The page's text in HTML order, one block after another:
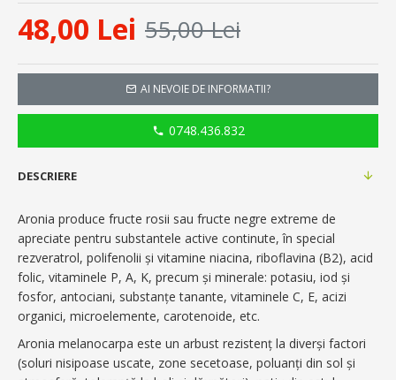
48,00 Lei 55,00 Lei
AI NEVOIE DE INFORMATII?
0748.436.832
DESCRIERE
Aronia produce fructe rosii sau fructe negre extreme de
apreciate pentru substantele active continute, în special
rezveratrol, polifenolii și vitamine niacina, riboflavina (B2), acid
folic, vitaminele P, A, K, precum și minerale: potasiu, iod și
fosfor, antociani, substanțe tanante, vitaminele C, E, acizi
organici, microelemente, carotenoide, etc.
Aronia melanocarpa este un arbust rezistenț la diverși factori
(soluri nisipoase uscate, zone secetoase, poluanți din sol și